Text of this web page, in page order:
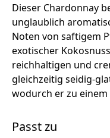
Dieser Chardonnay
unglaublich
Noten von saftigem
exotischer
reichhaltigen und
gleichzeitig seidig-
wodurch er zu
Passt zu